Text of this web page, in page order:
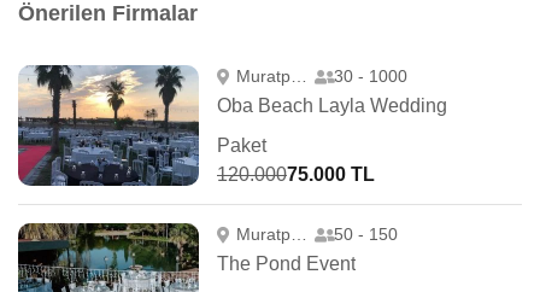
Önerilen Firmalar
Muratpaşa 30 - 1000
Oba Beach Layla Wedding
Paket
120.00075.000 TL
Muratpaşa 50 - 150
The Pond Event